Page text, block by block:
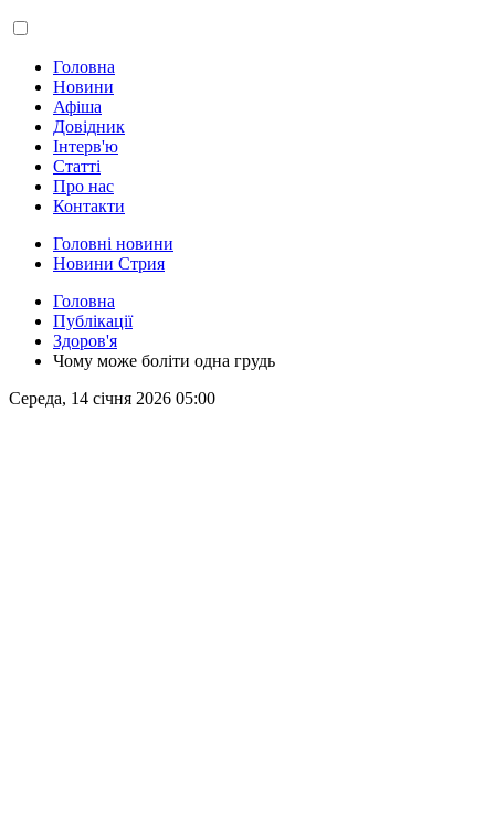
Головна
Новини
Афіша
Довідник
Інтерв'ю
Статті
Про нас
Контакти
Головні новини
Новини Стрия
Головна
Публікації
Здоров'я
Чому може боліти одна грудь
Середа, 14 січня 2026 05:00